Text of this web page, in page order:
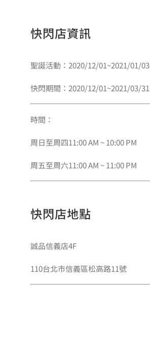
快閃店資訊
聖誕活動：2020/12/01~2021/01/03
快閃期間：2020/12/01~2021/03/31
時間：
周日至周四11:00 AM ~ 10:00 PM
周五至周六11:00 AM ~ 11:00 PM
快閃店地點
誠品信義店4F
110台北市信義區松高路11號